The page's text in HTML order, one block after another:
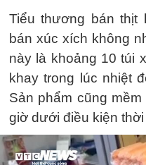
Tiểu thương bán thịt
bán xúc xích không
này là khoảng 10 túi
khay trong lúc nhiệt
Sản phẩm cũng
giờ dưới điều kiện thời